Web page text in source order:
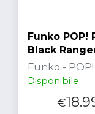
Funko POP!
Black
Funko - POP!
Disponibile
€